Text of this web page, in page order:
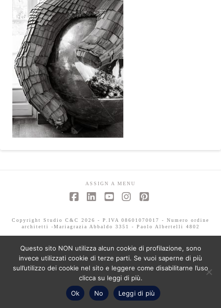
ASSIGN A MENU
Copyright Studio C&C 2026 - P.IVA 08601070017 - Numero ordine
architetti -Mariagrazia Abbaldo 3351 - Paolo Albertelli 4802
Questo sito NON utilizza alcun cookie di profilazione, sono
invece utilizzati cookie di terze parti. Se vuoi saperne di più
sull’utilizzo dei cookie nel sito e leggere come disabilitarne l’uso
clicca su leggi di più.
Ok
No Leggi di più